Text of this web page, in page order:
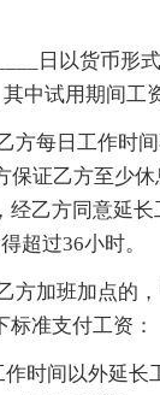
日以货币形
中试用期间工
方每日工作时
保证乙方至少
经乙方同意延
超过36小时。
方加班加点的
准支付工资：
时间以外延长